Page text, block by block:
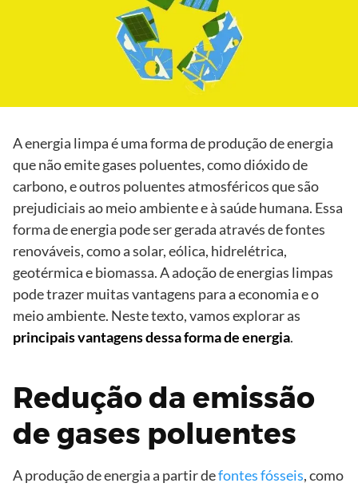
A energia limpa é uma forma de produção de energia
que não emite gases poluentes, como dióxido de
carbono, e outros poluentes atmosféricos que são
prejudiciais ao meio ambiente e à saúde humana. Essa
forma de energia pode ser gerada através de fontes
renováveis, como a solar, eólica, hidrelétrica,
geotérmica e biomassa. A adoção de energias limpas
pode trazer muitas vantagens para a economia e o
meio ambiente. Neste texto, vamos explorar as
principais vantagens dessa forma de energia.
Redução da emissão
de gases poluentes
A produção de energia a partir defontes fósseis, como